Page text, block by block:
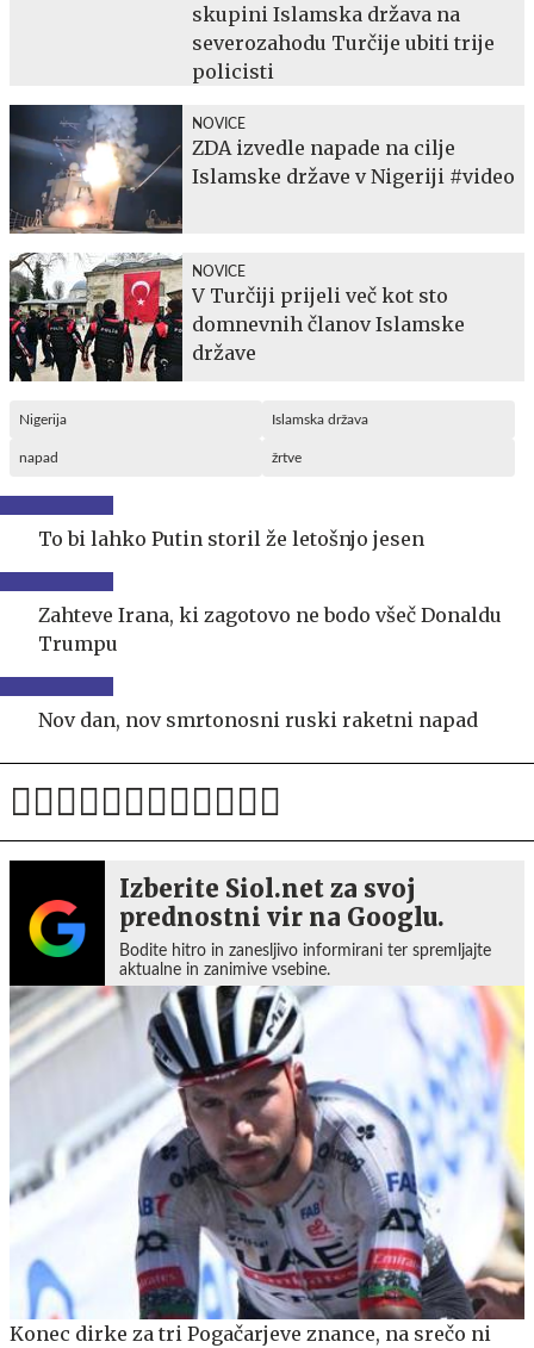
skupini Islamska država na
severozahodu Turčije ubiti trije
policisti
NOVICE
ZDA izvedle napade na cilje
Islamske države v Nigeriji #video
NOVICE
V Turčiji prijeli več kot sto
domnevnih članov Islamske
države
Nigerija Islamska država
napad žrtve
To bi lahko Putin storil že letošnjo jesen
Zahteve Irana, ki zagotovo ne bodo všeč Donaldu
Trumpu
Nov dan, nov smrtonosni ruski raketni napad
Izberite Siol.net za svoj
prednostni vir na Googlu.
Bodite hitro in zanesljivo informirani ter spremljajte
aktualne in zanimive vsebine.
Konec dirke za tri Pogačarjeve znance, na srečo ni